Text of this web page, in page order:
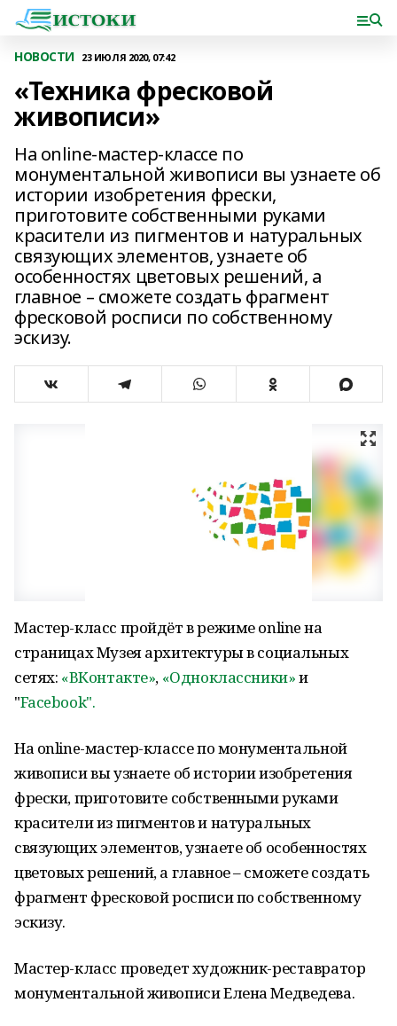
НОВОСТИ 23 ИЮЛЯ 2020, 07:42
«Техника фресковой
живописи»
На online-мастер-классе по
монументальной живописи вы узнаете об
истории изобретения фрески,
приготовите собственными руками
красители из пигментов и натуральных
связующих элементов, узнаете об
особенностях цветовых решений, а
главное – сможете создать фрагмент
фресковой росписи по собственному
эскизу.
Мастер-класс пройдёт в режиме online на
страницах Музея архитектуры в социальных
сетях: «ВКонтакте», «Одноклассники»и
"Facebook".
На online-мастер-классе по монументальной
живописи вы узнаете об истории изобретения
фрески, приготовите собственными руками
красители из пигментов и натуральных
связующих элементов, узнаете об особенностях
цветовых решений, а главное – сможете создать
фрагмент фресковой росписи по собственному
эскизу.
Мастер-класс проведет художник-реставратор
монументальной живописи Елена Медведева.